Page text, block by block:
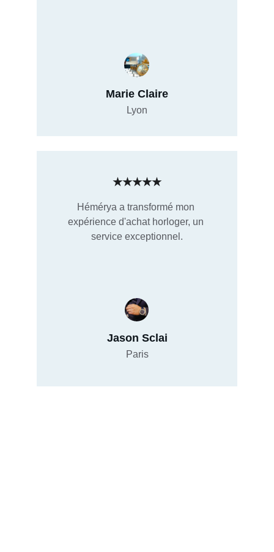
Hémérya a transformé mon
expérience d'achat horloger, un
service exceptionnel.
Jason Sclai
Paris
Marie Claire
Lyon
★★★★★